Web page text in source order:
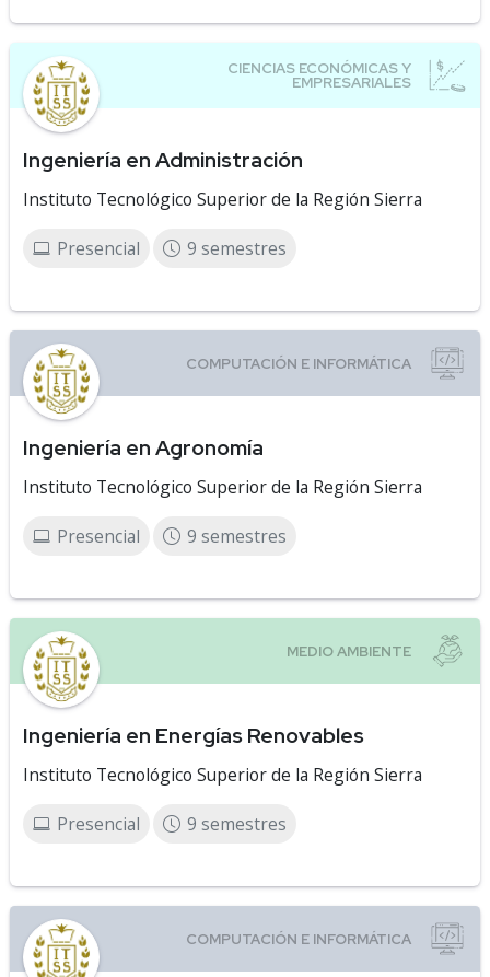
Ingeniería en Administración
Instituto Tecnológico Superior de la Región Sierra
Presencial 9 semestres
Ingeniería en Agronomía
Instituto Tecnológico Superior de la Región Sierra
Presencial 9 semestres
Ingeniería en Energías Renovables
Instituto Tecnológico Superior de la Región Sierra
Presencial 9 semestres